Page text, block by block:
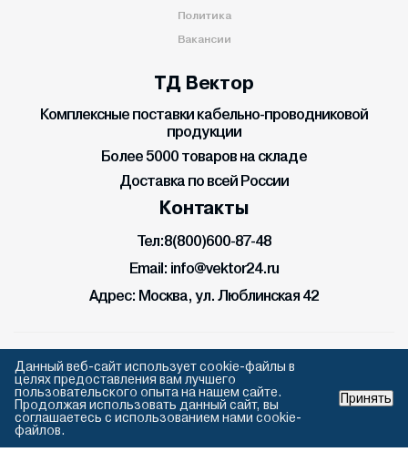
Политика
Вакансии
ТД Вектор
Комплексные поставки кабельно-проводниковой
продукции
Более 5000 товаров на складе
Доставка по всей России
Контакты
Тел:8(800)600-87-48
Email: info@vektor24.ru
Адрес: Москва, ул. Люблинская 42
2026 С Торговый дом “Вектор”. Все права защищены.
Данный веб-сайт использует cookie-файлы в
целях предоставления вам лучшего
пользовательского опыта на нашем сайте.
Продолжая использовать данный сайт, вы
соглашаетесь с использованием нами cookie-
файлов.
Принять